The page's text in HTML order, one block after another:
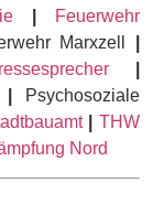
Feuerwehr
Marxzell
Psychosoziale
THW
Nord